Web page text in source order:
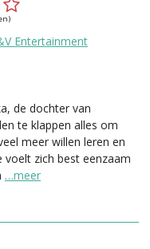
Entertainment
de dochter van
te klappen alles om
meer willen leren en
zich best eenzaam
…meer